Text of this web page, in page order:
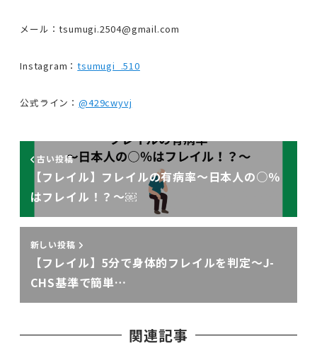
メール：tsumugi.2504@gmail.com
Instagram：tsumugi_.510
公式ライン：@429cwyvj
古い投稿
【フレイル】フレイルの有病率〜日本人の○％
はフレイル！？〜￼
新しい投稿
【フレイル】5分で身体的フレイルを判定〜J-
CHS基準で簡単…
関連記事